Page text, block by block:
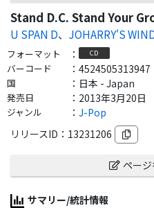
Stand D.C. Stand Your
U SPAN D、 JOHARRY'S
フォーマット ： CD
バーコード ： 4524505313947
国 ： 日本 - Japan
発売日 ： 2013年3月20日
ジャンル ： J-Pop
リリースID： 13231206
ペー
サマリー/統計情報